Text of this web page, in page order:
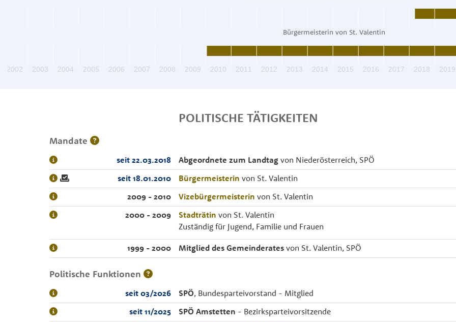
Bürgermeisterin von St. Valentin
2002 2003 2004 2005 2006 2007 2008 2009 2010 2011 2012 2013 2014 2015 2016 2017 2018 2019
POLITISCHE TÄTIGKEITEN
Mandate
seit 22.03.2018 Abgeordnete zum Landtag von Niederösterreich, SPÖ
seit 18.01.2010
Bürgermeisterin von St. Valentin
2009 - 2010
Vizebürgermeisterin von St. Valentin
2000 - 2009
Stadträtin von St. Valentin
Zuständig für Jugend, Familie und Frauen
1999 - 2000 Mitglied des Gemeinderates von St. Valentin, SPÖ
Politische Funktionen
seit 03/2026 SPÖ, Bundesparteivorstand - Mitglied
seit 11/2025
SPÖ Amstetten - Bezirksparteivorsitzende